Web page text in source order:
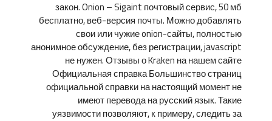
закон. Onion – Sigaint почтовый сервис, 50 мб
бесплатно, веб-версия почты. Можно добавлять
свои или чужие onion-сайты, полностью
анонимное обсуждение, без регистрации, javascript
не нужен. Отзывы о Kraken на нашем сайте
Официальная справка Большинство страниц
официальной справки на настоящий момент не
имеют перевода на русский язык. Такие
уязвимости позволяют, к примеру, следить за